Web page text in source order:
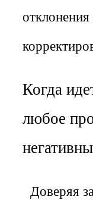
Когда
любое
Доверяя